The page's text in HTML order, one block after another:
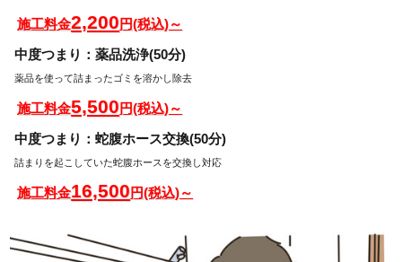
施工料金2,200円(税込)～
中度つまり：薬品洗浄(50分)
薬品を使って詰まったゴミを溶かし除去
施工料金5,500円(税込)～
中度つまり：蛇腹ホース交換(50分)
詰まりを起こしていた蛇腹ホースを交換し対応
施工料金16,500円(税込)～